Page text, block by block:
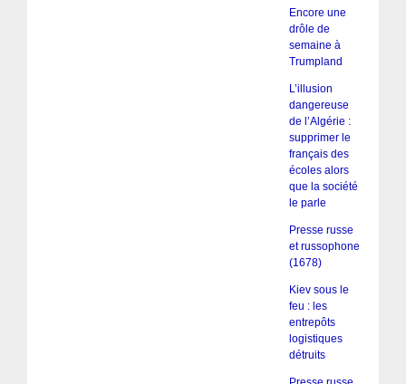
Encore une
drôle de
semaine à
Trumpland
L’illusion
dangereuse
de l’Algérie :
supprimer le
français des
écoles alors
que la société
le parle
Presse russe
et russophone
(1678)
Kiev sous le
feu : les
entrepôts
logistiques
détruits